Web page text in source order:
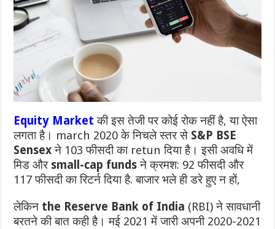
Equity Market की इस तेजी पर कोई रोक नहीं है, या ऐसा
लगता है। march 2020 के निचले स्तर से S&P BSE
Sensexने 103 फीसदी का retun दिया है। इसी अवधि में
मिड और small-cap fundsने क्रमश: 92 फीसदी और
117 फीसदी का रिटर्न दिया है. बाजार भले ही डरे हुए न हों,
लेकिन the Reserve Bank of India (RBI) ने सावधानी
बरतने की बात कही है। मई 2021 में जारी अपनी 2020-2021